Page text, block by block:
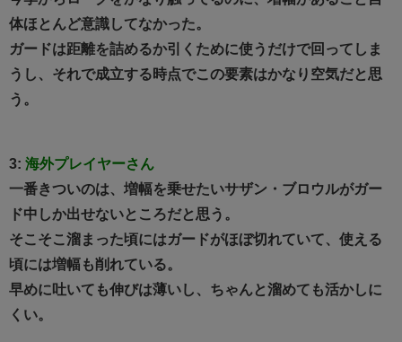
体ほとんど意識してなかった。
ガードは距離を詰めるか引くために使うだけで回ってしま
うし、それで成立する時点でこの要素はかなり空気だと思
う。
3: 海外プレイヤーさん
一番きついのは、増幅を乗せたいサザン・ブロウルがガー
ド中しか出せないところだと思う。
そこそこ溜まった頃にはガードがほぼ切れていて、使える
頃には増幅も削れている。
早めに吐いても伸びは薄いし、ちゃんと溜めても活かしに
くい。